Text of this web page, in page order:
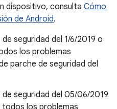
dispositivo, consulta Cómo
de Android.
seguridad del 1/6/2019 o
los problemas
parche de seguridad del
seguridad del 05/06/2019
los problemas